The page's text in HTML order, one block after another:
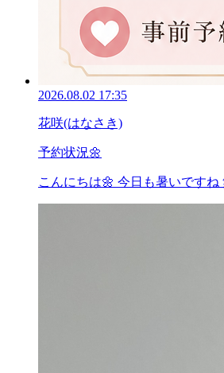
2026.08.02 17:35
花咲(はなさき)
予約状況🌼
こんにちは🌼 今日も暑いです